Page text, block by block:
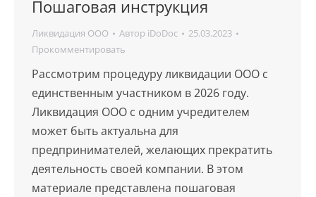
Пошаговая инструкция
Ликвидация ООО Автор iDoDoc
25.03.2023
Прокомментировать
Рассмотрим процедуру ликвидации ООО с
единственным участником в 2026 году.
Ликвидация ООО с одним учредителем
может быть актуальна для
предпринимателей, желающих прекратить
деятельность своей компании. В этом
материале представлена пошаговая